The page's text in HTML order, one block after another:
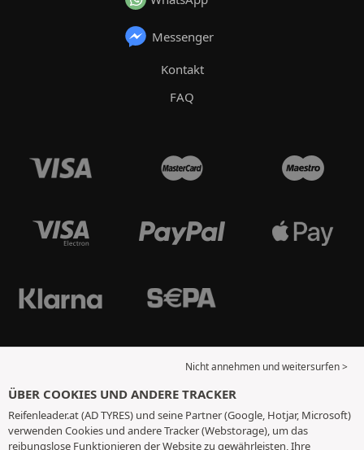
Messenger
Kontakt
FAQ
Nicht annehmen und weitersurfen >
ÜBER COOKIES UND ANDERE TRACKER
Reifenleader.at (AD TYRES) und seine Partner (Google, Hotjar, Microsoft)
verwenden Cookies und andere Tracker (Webstorage), um das
reibungslose Funktionieren der Website zu gewährleisten, Ihre